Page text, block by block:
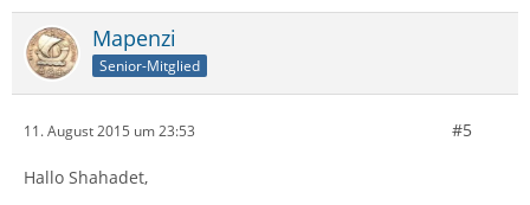
Mapenzi
Senior-Mitglied
11. August 2015 um 23:53 #5
Hallo Shahadet,